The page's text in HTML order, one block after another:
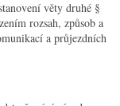
věty druhé §
rozsah, způsob a
a průjezdních